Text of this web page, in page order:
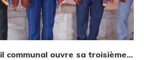
communal ouvre sa troisième...